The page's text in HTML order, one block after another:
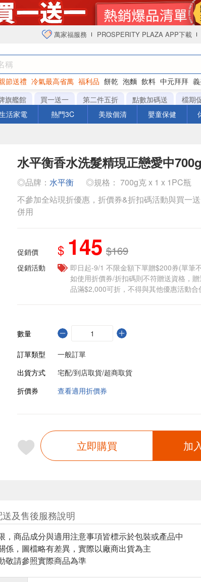
萬家福服務 PROSPERITY PLAZA APP下載
節送禮 冷氣最高省萬 福利品 餅乾 泡麵 飲料 中元拜拜
旗艦館 買一送一 第二件五折 點數加碼送
檔期
活家電 熱門3C 美妝個清 嬰童保健
水平衡香水洗髮精現正戀愛中
◎品牌： 水平衡
◎規格： 700g克 x 1 x 1PC瓶
不參加全站現折優惠，折價券&折扣碼活動與買一
併用
促銷價 $ 145 $169
促銷活動
即日起-9/1 不限金額下單贈$200券(單筆
如使用折價券/折扣碼則不符贈送資格，
品滿$2,000可折，不得與其他優惠活動合
數量
訂單類型
一般訂單
出貨方式
宅配/到店取貨/超商取貨
折價券
查看適用折價券
立即購買 加
送及售後服務說明
，商品成分與適用注意事項皆標示於包裝或產品中
係，圖檔略有差異，實際以廠商出貨為主
敬請參照實際商品為準